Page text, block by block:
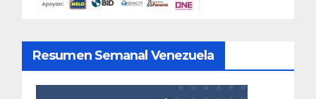
Resumen Semanal Venezuela